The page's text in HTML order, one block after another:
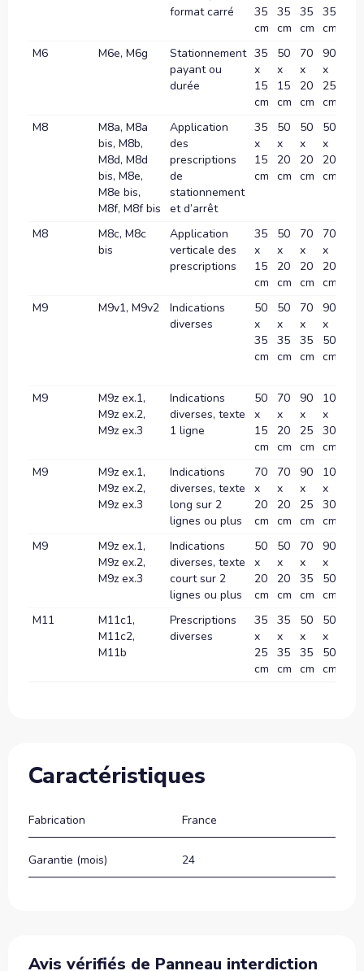
format carré
35
cm
35
cm
35
cm
35
cm
M6
M6e, M6g
Stationnement
payant ou
durée
35
x
15
cm
50
x
15
cm
70
x
20
cm
90
x
25
cm
M8
M8a, M8a
bis, M8b,
M8d, M8d
bis, M8e,
M8e bis,
M8f, M8f bis
Application
des
prescriptions
de
stationnement
et d’arrêt
35
x
15
cm
50
x
20
cm
50
x
20
cm
50
x
20
cm
M8
M8c, M8c
bis
Application
verticale des
prescriptions
35
x
15
cm
50
x
20
cm
70
x
20
cm
70
x
20
cm
M9 M9v1, M9v2
Indications
diverses
50
x
35
cm
50
x
35
cm
70
x
35
cm
90
x
50
cm
M9
M9z ex.1,
M9z ex.2,
M9z ex.3
Indications
diverses, texte
1 ligne
50
x
15
cm
70
x
20
cm
90
x
25
cm
100
x
30
cm
M9
M9z ex.1,
M9z ex.2,
M9z ex.3
Indications
diverses, texte
long sur 2
lignes ou plus
70
x
20
cm
70
x
20
cm
90
x
25
cm
100
x
30
cm
M9
M9z ex.1,
M9z ex.2,
M9z ex.3
Indications
diverses, texte
court sur 2
lignes ou plus
50
x
20
cm
50
x
20
cm
70
x
35
cm
90
x
50
cm
M11
M11c1,
M11c2,
M11b
Prescriptions
diverses
35
x
25
cm
35
x
35
cm
50
x
35
cm
50
x
50
cm
Caractéristiques
Fabrication France
Garantie (mois) 24
Avis vérifiés de Panneau interdiction